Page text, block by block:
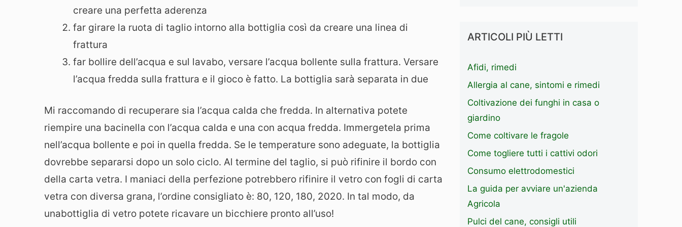
creare una perfetta aderenza
far girare la ruota di taglio intorno alla bottiglia così da creare una linea di
frattura
far bollire dell’acqua e sul lavabo, versare l’acqua bollente sulla frattura. Versare
l’acqua fredda sulla frattura e il gioco è fatto. La bottiglia sarà separata in due
Mi raccomando di recuperare sia l’acqua calda che fredda. In alternativa potete
riempire una bacinella con l’acqua calda e una con acqua fredda. Immergetela prima
nell’acqua bollente e poi in quella fredda. Se le temperature sono adeguate, la bottiglia
dovrebbe separarsi dopo un solo ciclo. Al termine del taglio, si può rifinire il bordo con
della carta vetra. I maniaci della perfezione potrebbero rifinire il vetro con fogli di carta
vetra con diversa grana, l’ordine consigliato è: 80, 120, 180, 2020. In tal modo, da
unabottiglia di vetro potete ricavare un bicchiere pronto all’uso!
ARTICOLI PIÙ LETTI
Afidi, rimedi
Allergia al cane, sintomi e rimedi
Coltivazione dei funghi in casa o
giardino
Come coltivare le fragole
Come togliere tutti i cattivi odori
Consumo elettrodomestici
La guida per avviare un'azienda
Agricola
Pulci del cane, consigli utili